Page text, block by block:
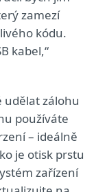
zamezí
kódu.
kabel,“
udělat zálohu
používáte
– ideálně
je otisk prstu
zařízení